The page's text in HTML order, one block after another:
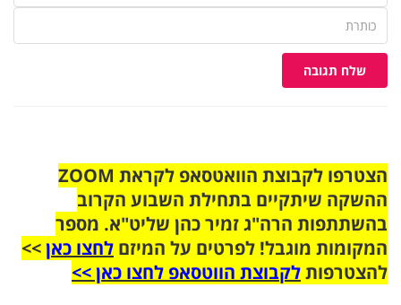
שלח תגובה
הצטרפו לקבוצת הוואטסאפ לקראת ZOOM
ההשקה שיתקיים בתחילת השבוע הקרוב
בהשתתפות הרה"ג זמיר כהן שליט"א. מספר
המקומות מוגבל! לפרטים על המיזם לחצו כאן>>
להצטרפותלקבוצת הווטסאפ לחצו כאן >>